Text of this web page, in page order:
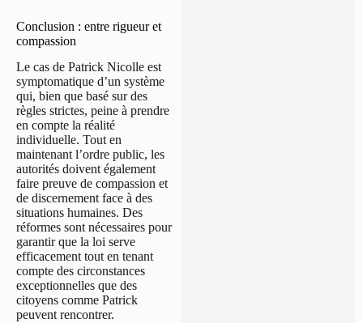
Conclusion : entre rigueur et
compassion
Le cas de Patrick Nicolle est
symptomatique d’un système
qui, bien que basé sur des
règles strictes, peine à prendre
en compte la réalité
individuelle. Tout en
maintenant l’ordre public, les
autorités doivent également
faire preuve de compassion et
de discernement face à des
situations humaines. Des
réformes sont nécessaires pour
garantir que la loi serve
efficacement tout en tenant
compte des circonstances
exceptionnelles que des
citoyens comme Patrick
peuvent rencontrer.